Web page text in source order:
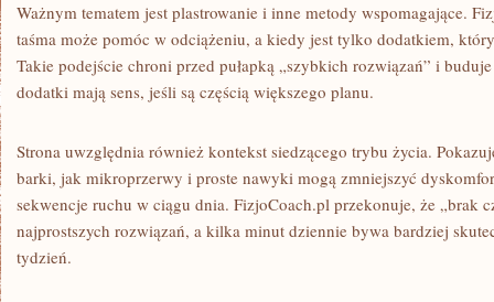
Ważnym tematem jest plastrowanie i inne metody wspomagające.
taśma może pomóc w odciążeniu, a kiedy jest tylko dodatkiem,
Takie podejście chroni przed pułapką „szybkich rozwiązań” i
dodatki mają sens, jeśli są częścią większego planu.
Strona uwzględnia również kontekst siedzącego trybu życia.
barki, jak mikroprzerwy i proste nawyki mogą zmniejszyć
sekwencje ruchu w ciągu dnia. FizjoCoach.pl przekonuje, że „brak
najprostszych rozwiązań, a kilka minut dziennie bywa bardziej
tydzień.